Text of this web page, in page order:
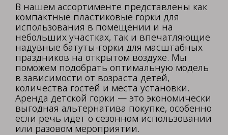
В нашем ассортименте представлены как
компактные пластиковые горки для
использования в помещении и на
небольших участках, так и впечатляющие
надувные батуты-горки для масштабных
праздников на открытом воздухе. Мы
поможем подобрать оптимальную модель
в зависимости от возраста детей,
количества гостей и места установки.
Аренда детской горки — это экономически
выгодная альтернатива покупке, особенно
если речь идет о сезонном использовании
или разовом мероприятии.